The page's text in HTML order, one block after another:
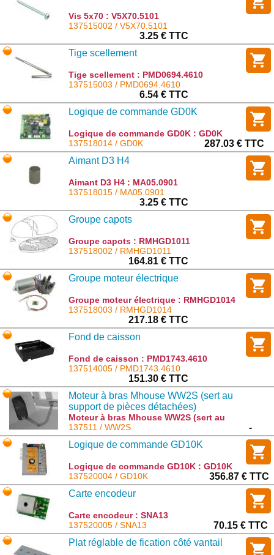
Vis 5x70 : V5X70.5101
137515002 / V5X70.5101
3.25 € TTC
Tige scellement
Tige scellement : PMD0694.4610
137515003 / PMD0694.4610
6.54 € TTC
Logique de commande GD0K
Logique de commande GD0K : GD0K
137518014 / GD0K
287.03 € TTC
Aimant D3 H4
Aimant D3 H4 : MA05.0901
137518015 / MA05.0901
3.25 € TTC
Groupe capots
Groupe capots : RMHGD1011
137518002 / RMHGD1011
164.81 € TTC
Groupe moteur électrique
Groupe moteur électrique : RMHGD1014
137518003 / RMHGD1014
217.18 € TTC
Fond de caisson
Fond de caisson : PMD1743.4610
137514005 / PMD1743.4610
151.30 € TTC
Moteur à bras Mhouse WW2S (sert au
support de pièces détachées)
Moteur à bras Mhouse WW2S (sert au
support de pièces détachées) : WW2S
137511 / WW2S
-
Logique de commande GD10K
Logique de commande GD10K : GD10K
137520004 / GD10K
356.87 € TTC
Carte encodeur
Carte encodeur : SNA13
137520005 / SNA13
70.15 € TTC
Plat réglable de fication côté vantail